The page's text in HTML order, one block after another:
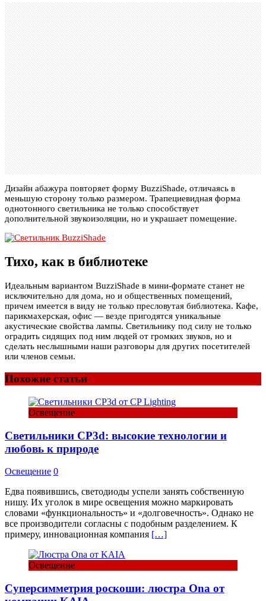
Дизайн абажура повторяет форму BuzziShade, отличаясь в
меньшую сторону только размером. Трапециевидная форма
однотонного светильника не только способствует
дополнительной звукоизоляции, но и украшает помещение.
Тихо, как в библиотеке
Идеальным вариантом BuzziShade в мини-формате станет не
исключительно для дома, но и общественных помещений,
причем имеется в виду не только пресловутая библиотека. Кафе,
парикмахерская, офис — везде пригодятся уникальные
акустические свойства лампы. Светильнику под силу не только
оградить сидящих под ним людей от громких звуков, но и
сделать неслышными наши разговоры для других посетителей
или членов семьи.
Похожие статьи
Освещение
Светильники CP3d: высокие технологии и
любовь к природе
Освещение 0
Едва появившись, светодиоды успели занять собственную
нишу. Их уголок в мире освещения можно маркировать
словами «функциональность» и «долговечность». Однако не
все производители согласны с подобным разделением. К
примеру, инновационная компания […]
Освещение
Суперсимметрия роскоши: люстра Ona от